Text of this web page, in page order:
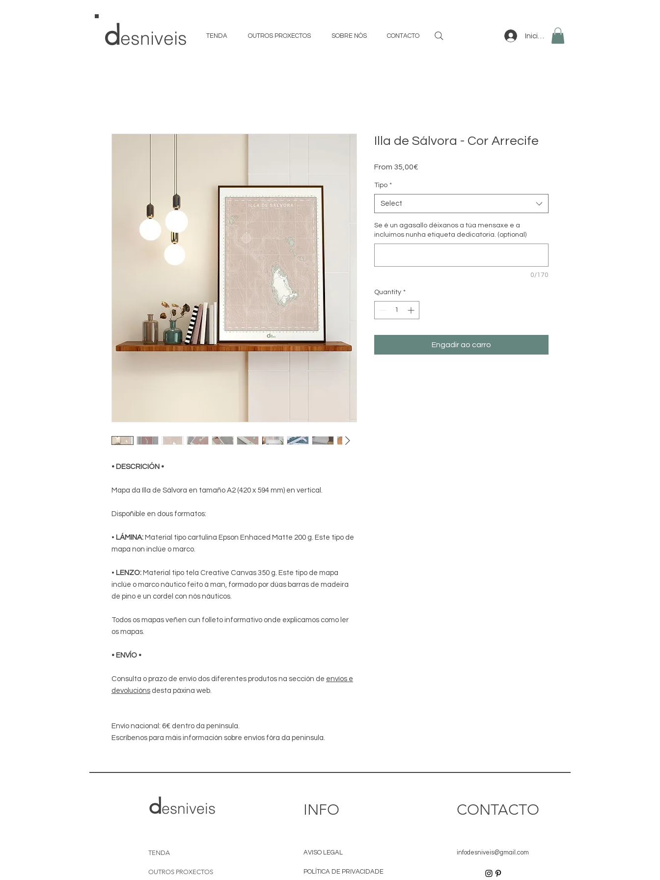
desniveis TENDA OUTROS PROXECTOS SOBRE NÓS CONTACTO Iniciar sesión
• DESCRICIÓN •
Mapa da Illa de Sálvora en tamaño A2 (420 x 594 mm) en vertical.
Dispoñible en dous formatos:
• LÁMINA: Material tipo cartulina Epson Enhaced Matte 200 g. Este tipo de
mapa non inclúe o marco.
• LENZO: Material tipo tela Creative Canvas 350 g. Este tipo de mapa
inclúe o marco náutico feito á man, formado por dúas barras de madeira
de pino e un cordel con nós náuticos.
Todos os mapas veñen cun folleto informativo onde explicamos como ler
os mapas.
• ENVÍO •
Consulta o prazo de envío dos diferentes produtos na sección de envíos e
devolucións desta páxina web.
Envío nacional: 6€ dentro da península.
Escríbenos para máis información sobre envíos fóra da peninsula.
Illa de Sálvora - Cor Arrecife
From 35,00€
Tipo *
Select
Se é un agasallo déixanos a túa mensaxe e a
incluimos nunha etiqueta dedicatoria. (optional)
0/170
Quantity *
Engadir ao carro
desniveis INFO CONTACTO
TENDA
OUTROS PROXECTOS
AVISO LEGAL
POLÍTICA DE PRIVACIDADE
infodesniveis@gmail.com